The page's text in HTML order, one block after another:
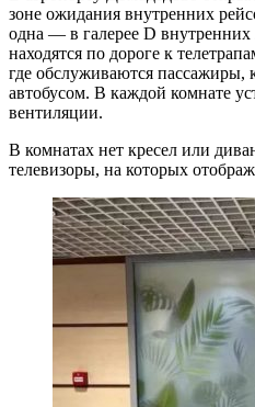
зоне ожидания внутренних
одна — в галерее D
находятся по дороге к
где обслуживаются пассажиры,
автобусом. В каждой комнате
вентиляции.
В комнатах нет кресел или
телевизоры, на которых